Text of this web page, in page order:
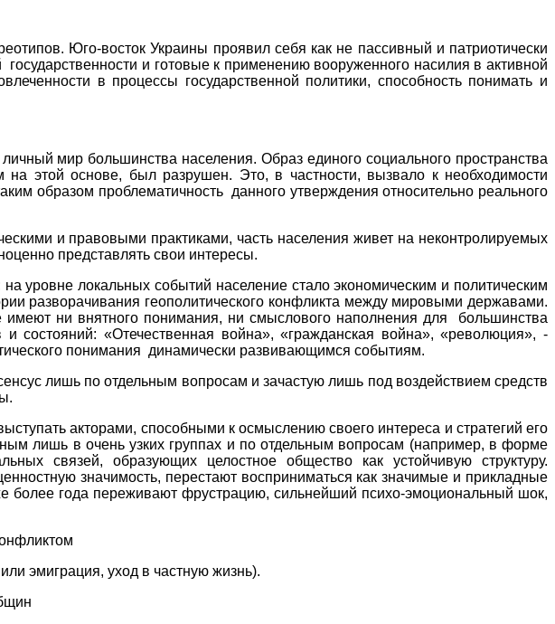
Юго-восток Украины проявил себя как не пассивный и патриотически
государственности и готовые к применению вооруженного насилия в активной
в процессы государственной политики, способность понимать и
личный мир большинства населения. Образ единого социального пространства
этой основе, был разрушен. Это, в частности, вызвало к необходимости
образом проблематичность данного утверждения относительно реального
и правовыми практиками, часть населения живет на неконтролируемых
представлять свои интересы.
уровне локальных событий население стало экономическим и политическим
разворачивания геополитического конфликта между мировыми державами.
ни внятного понимания, ни смыслового наполнения для
большинства
состояний: «Отечественная война», «гражданская война», «революция», -
понимания динамически развивающимся событиям.
лишь по отдельным вопросам и зачастую лишь под воздействием средств
акторами, способными к осмыслению своего интереса и стратегий его
лишь в очень узких группах и по отдельным вопросам (например, в форме
связей, образующих целостное общество как устойчивую структуру.
значимость, перестают восприниматься как значимые и прикладные
года переживают фрустрацию, сильнейший психо-эмоциональный шок,
эмиграция, уход в частную жизнь).